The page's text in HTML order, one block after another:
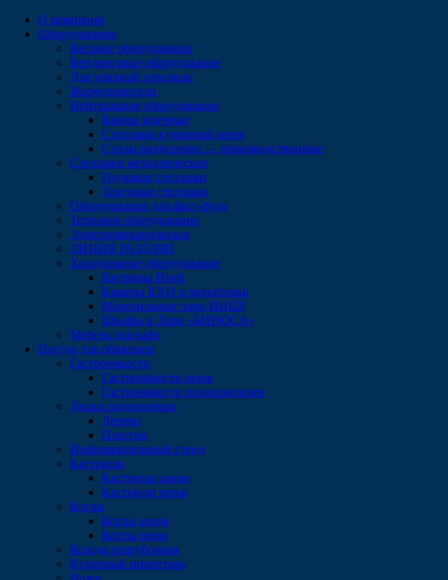
Перейти
содержимому
О компании
Оборудование
Весовое оборудование
Вендинговое оборудование
Для уличной торговли
Жироуловители
Нейтральное оборудование
Ванны моечные
Стеллажи кухонный нерж
Столы разделочно — производственные
Стеллажи металлические
Грузовые стеллажи
Торговые стеллажи
Оборудование для фаст-фуда
Тепловое оборудование
Электромеханическое
ЛИНИЯ РАЗДАЧИ
Холодильное оборудование
Витрины Иней
Камеры КХН и моноблоки
Морозильные лари ИНЕЙ
Шкафы и Лари «БИРЮСА»
Мебель для кафе
Посуда для общепита
Гастроемкости
Гастроемкости нерж
Гастроемкости полипропилен
Доски разделочные
Дерево
Пластик
Информационный стенд
Кастрюли
Кастрюли алюм
Кастрюли нерж
Котлы
Котлы алюм
Котлы нерж
Колода разрубочная
Кухонный инвентарь